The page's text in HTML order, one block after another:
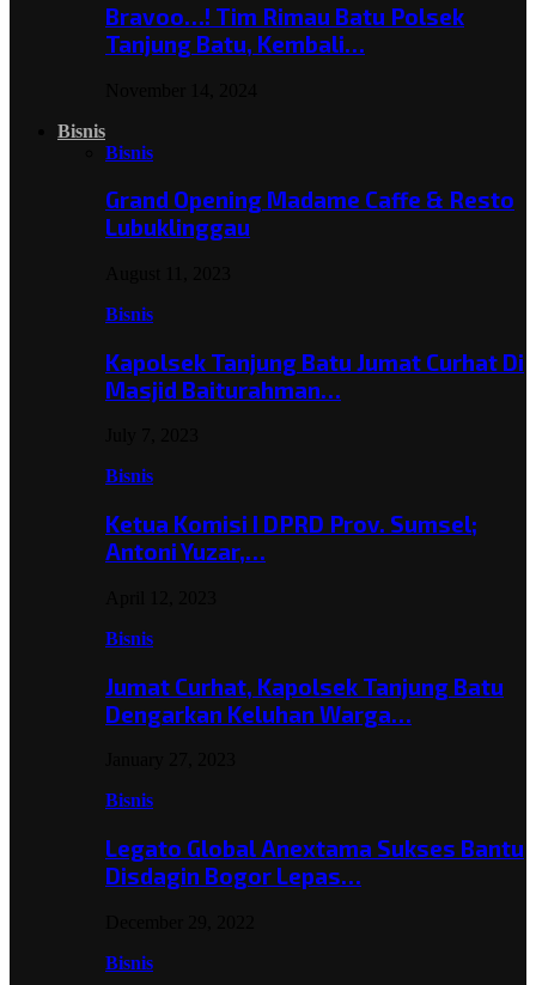
Bravoo…! Tim Rimau Batu Polsek
Tanjung Batu, Kembali…
Bisnis
Bisnis
Grand Opening Madame Caffe & Resto
Lubuklinggau
Bisnis
Kapolsek Tanjung Batu Jumat Curhat Di
Masjid Baiturahman…
Bisnis
Ketua Komisi I DPRD Prov. Sumsel;
Antoni Yuzar,…
Bisnis
Jumat Curhat, Kapolsek Tanjung Batu
Dengarkan Keluhan Warga…
Bisnis
Legato Global Anextama Sukses Bantu
Disdagin Bogor Lepas…
Bisnis